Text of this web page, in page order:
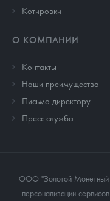
Котировки
О КОМПАНИИ
Контакты
Наши преимущества
Письмо директору
Пресс-служба
ООО "Золотой Монетный
персонализации